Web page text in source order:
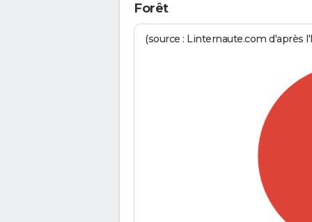
Forêt
(source : Linternaute.com d'après